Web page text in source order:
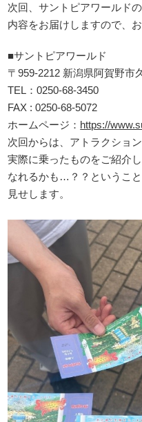
次回、サントピアワールド
内容をお届けしますので、
■サントピアワールド
〒959-2212 新潟県阿賀野市
TEL：0250-68-3450
FAX : 0250-68-5072
ホームページ： https://
次回からは、アトラクショ
実際に乗ったものをご紹介
なれるかも…？？というこ
見せします。